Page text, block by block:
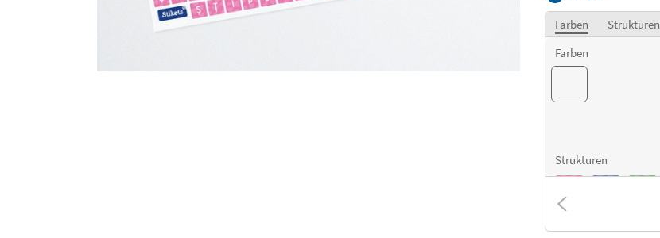
Farben
Strukturen
Farben
Strukturen